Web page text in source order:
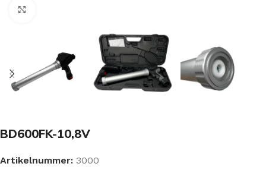
BD600FK-10,8V
Artikelnummer: 3000